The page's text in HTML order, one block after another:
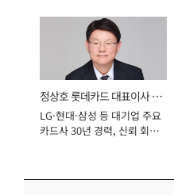
정상호 롯데카드 대표이사 사
장
LG·현대·삼성 등 대기업 주요
카드사 30년 경력, 신뢰 회복